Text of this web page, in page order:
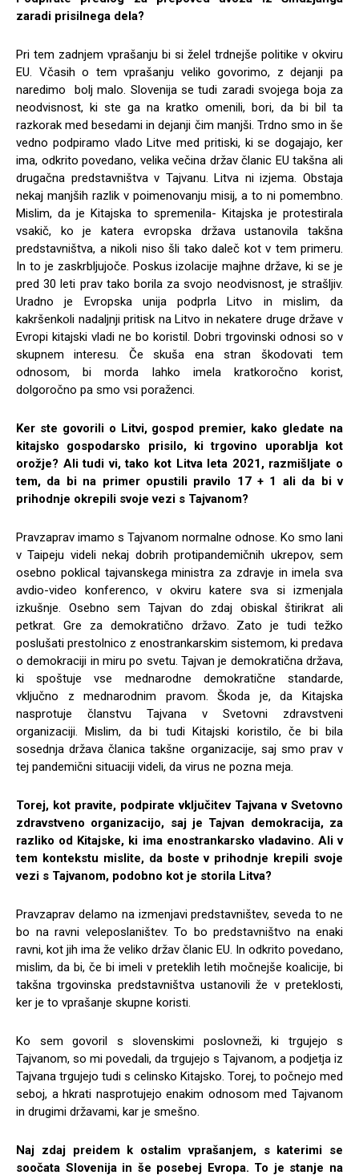
zaradi prisilnega dela?
Pri tem zadnjem vprašanju bi si želel trdnejše politike v okviru
EU. Včasih o tem vprašanju veliko govorimo, z dejanji pa
naredimo bolj malo. Slovenija se tudi zaradi svojega boja za
neodvisnost, ki ste ga na kratko omenili, bori, da bi bil ta
razkorak med besedami in dejanji čim manjši. Trdno smo in še
vedno podpiramo vlado Litve med pritiski, ki se dogajajo, ker
ima, odkrito povedano, velika večina držav članic EU takšna ali
drugačna predstavništva v Tajvanu. Litva ni izjema. Obstaja
nekaj manjših razlik v poimenovanju misij, a to ni pomembno.
Mislim, da je Kitajska to spremenila- Kitajska je protestirala
vsakič, ko je katera evropska država ustanovila takšna
predstavništva, a nikoli niso šli tako daleč kot v tem primeru.
In to je zaskrbljujoče. Poskus izolacije majhne države, ki se je
pred 30 leti prav tako borila za svojo neodvisnost, je strašljiv.
Uradno je Evropska unija podprla Litvo in mislim, da
kakršenkoli nadaljnji pritisk na Litvo in nekatere druge države v
Evropi kitajski vladi ne bo koristil. Dobri trgovinski odnosi so v
skupnem interesu. Če skuša ena stran škodovati tem
odnosom, bi morda lahko imela kratkoročno korist,
dolgoročno pa smo vsi poraženci.
Ker ste govorili o Litvi, gospod premier, kako gledate na
kitajsko gospodarsko prisilo, ki trgovino uporablja kot
orožje? Ali tudi vi, tako kot Litva leta 2021, razmišljate o
tem, da bi na primer opustili pravilo 17 + 1 ali da bi v
prihodnje okrepili svoje vezi s Tajvanom?
Pravzaprav imamo s Tajvanom normalne odnose. Ko smo lani
v Taipeju videli nekaj dobrih protipandemičnih ukrepov, sem
osebno poklical tajvanskega ministra za zdravje in imela sva
avdio-video konferenco, v okviru katere sva si izmenjala
izkušnje. Osebno sem Tajvan do zdaj obiskal štirikrat ali
petkrat. Gre za demokratično državo. Zato je tudi težko
poslušati prestolnico z enostrankarskim sistemom, ki predava
o demokraciji in miru po svetu. Tajvan je demokratična država,
ki spoštuje vse mednarodne demokratične standarde,
vključno z mednarodnim pravom. Škoda je, da Kitajska
nasprotuje članstvu Tajvana v Svetovni zdravstveni
organizaciji. Mislim, da bi tudi Kitajski koristilo, če bi bila
sosednja država članica takšne organizacije, saj smo prav v
tej pandemični situaciji videli, da virus ne pozna meja.
Torej, kot pravite, podpirate vključitev Tajvana v Svetovno
zdravstveno organizacijo, saj je Tajvan demokracija, za
razliko od Kitajske, ki ima enostrankarsko vladavino. Ali v
tem kontekstu mislite, da boste v prihodnje krepili svoje
vezi s Tajvanom, podobno kot je storila Litva?
Pravzaprav delamo na izmenjavi predstavništev, seveda to ne
bo na ravni veleposlaništev. To bo predstavništvo na enaki
ravni, kot jih ima že veliko držav članic EU. In odkrito povedano,
mislim, da bi, če bi imeli v preteklih letih močnejše koalicije, bi
takšna trgovinska predstavništva ustanovili že v preteklosti,
ker je to vprašanje skupne koristi.
Ko sem govoril s slovenskimi poslovneži, ki trgujejo s
Tajvanom, so mi povedali, da trgujejo s Tajvanom, a podjetja iz
Tajvana trgujejo tudi s celinsko Kitajsko. Torej, to počnejo med
seboj, a hkrati nasprotujejo enakim odnosom med Tajvanom
in drugimi državami, kar je smešno.
Naj zdaj preidem k ostalim vprašanjem, s katerimi se
soočata Slovenija in še posebej Evropa. To je stanje na